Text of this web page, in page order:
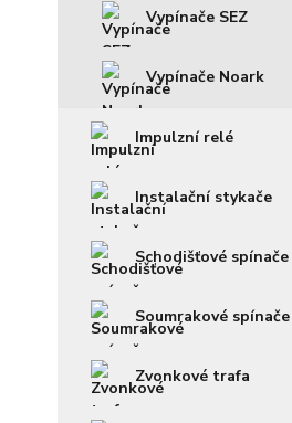
Vypínače SEZ
Vypínače Noark
Impulzní relé
Instalační stykače
Schodišťové spínače
Soumrakové spínače
Zvonkové trafa